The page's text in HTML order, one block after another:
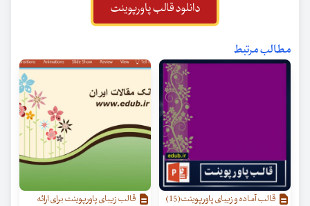
دانلود قالب پاورپوینت
مطالب مرتبط
قالب آماده و زیبای پاورپوینت(15)
قالب زیبای پاورپوینت برای ارائه